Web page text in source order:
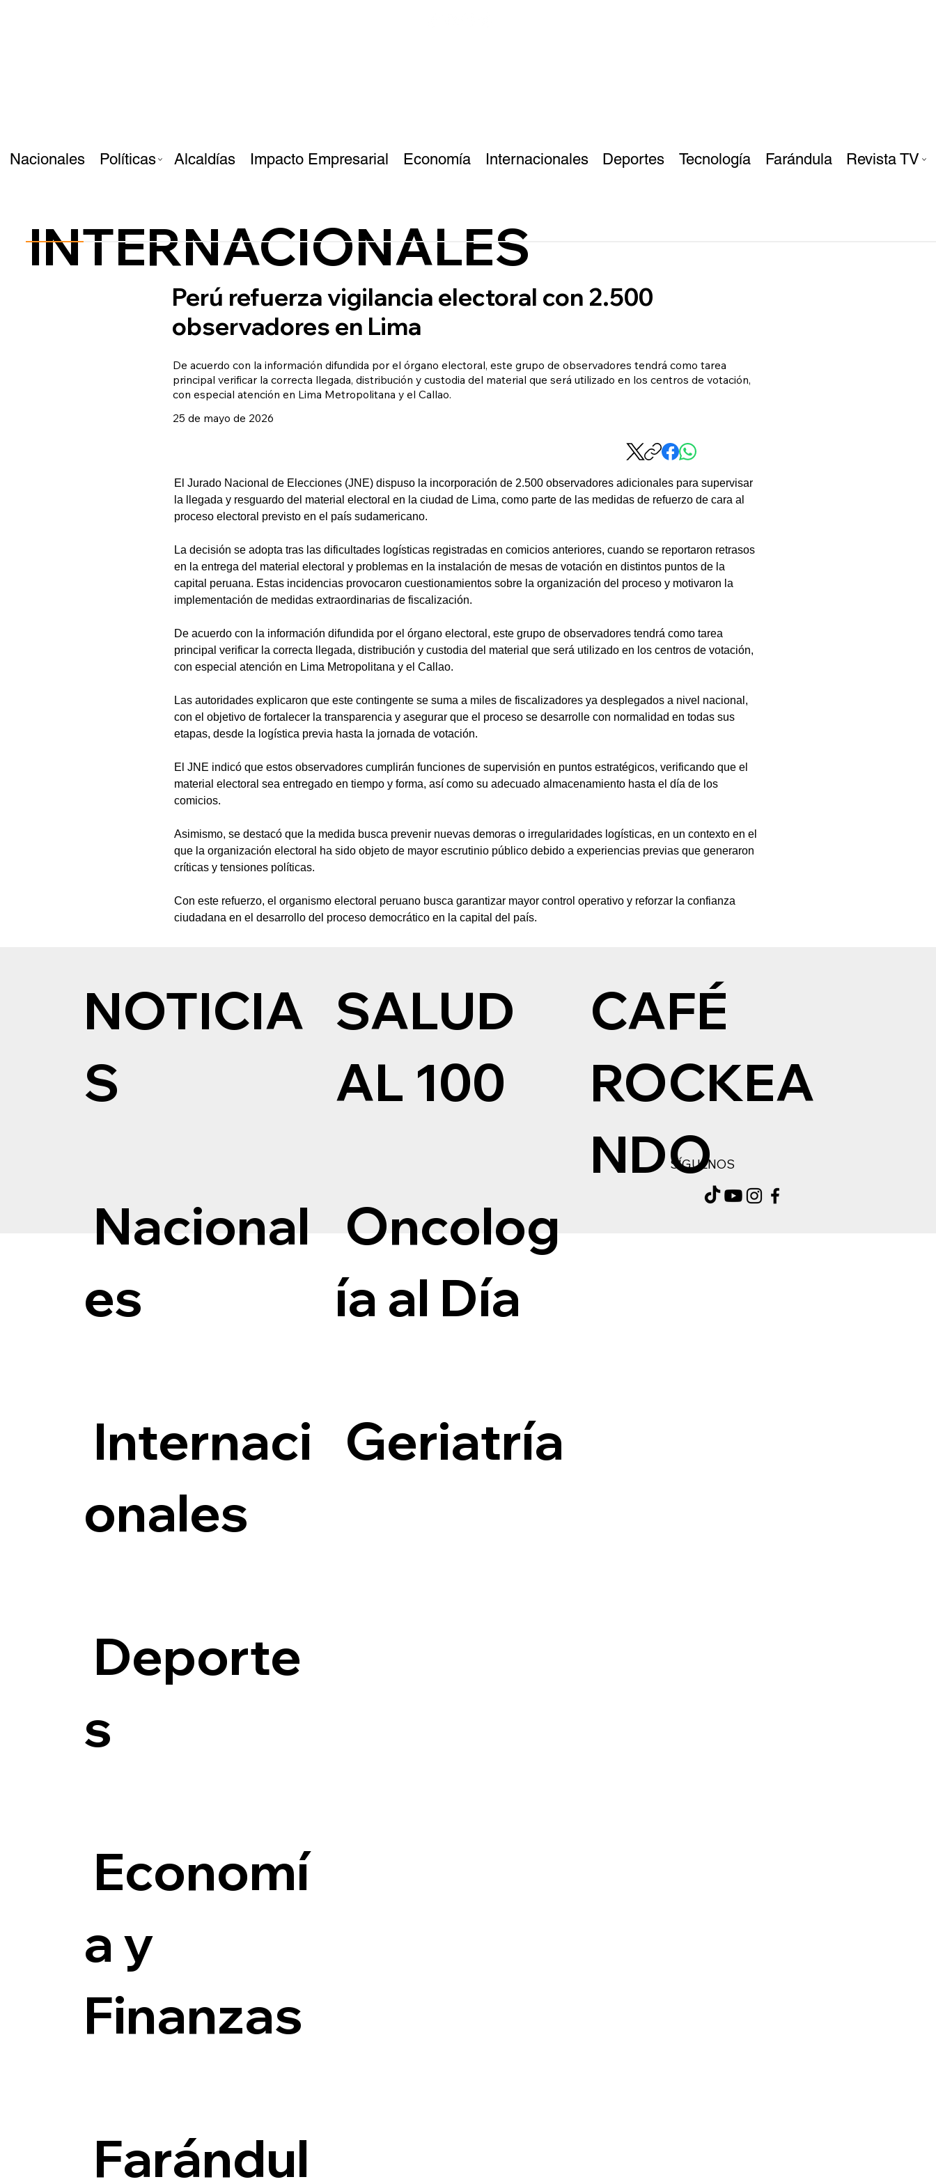
Nacionales Políticas Alcaldías Impacto Empresarial Economía Internacionales Deportes Tecnología Farándula Revista TV
INTERNACIONALES
Perú refuerza vigilancia electoral con 2.500
observadores en Lima
De acuerdo con la información difundida por el órgano electoral, este grupo de observadores tendrá como tarea
principal verificar la correcta llegada, distribución y custodia del material que será utilizado en los centros de votación,
con especial atención en Lima Metropolitana y el Callao.
25 de mayo de 2026
El Jurado Nacional de Elecciones (JNE) dispuso la incorporación de 2.500 observadores adicionales para supervisar
la llegada y resguardo del material electoral en la ciudad de Lima, como parte de las medidas de refuerzo de cara al
proceso electoral previsto en el país sudamericano.
La decisión se adopta tras las dificultades logísticas registradas en comicios anteriores, cuando se reportaron retrasos
en la entrega del material electoral y problemas en la instalación de mesas de votación en distintos puntos de la
capital peruana. Estas incidencias provocaron cuestionamientos sobre la organización del proceso y motivaron la
implementación de medidas extraordinarias de fiscalización.
De acuerdo con la información difundida por el órgano electoral, este grupo de observadores tendrá como tarea
principal verificar la correcta llegada, distribución y custodia del material que será utilizado en los centros de votación,
con especial atención en Lima Metropolitana y el Callao.
Las autoridades explicaron que este contingente se suma a miles de fiscalizadores ya desplegados a nivel nacional,
con el objetivo de fortalecer la transparencia y asegurar que el proceso se desarrolle con normalidad en todas sus
etapas, desde la logística previa hasta la jornada de votación.
El JNE indicó que estos observadores cumplirán funciones de supervisión en puntos estratégicos, verificando que el
material electoral sea entregado en tiempo y forma, así como su adecuado almacenamiento hasta el día de los
comicios.
Asimismo, se destacó que la medida busca prevenir nuevas demoras o irregularidades logísticas, en un contexto en el
que la organización electoral ha sido objeto de mayor escrutinio público debido a experiencias previas que generaron
críticas y tensiones políticas.
Con este refuerzo, el organismo electoral peruano busca garantizar mayor control operativo y reforzar la confianza
ciudadana en el desarrollo del proceso democrático en la capital del país.
NOTICIA
S
Nacional
es
Internaci
onales
Deporte
s
Economí
a y
Finanzas
Farándul
SALUD
AL 100
Oncolog
ía al Día
Geriatría
SÍGUENOS
CAFÉ
ROCKEA
NDO